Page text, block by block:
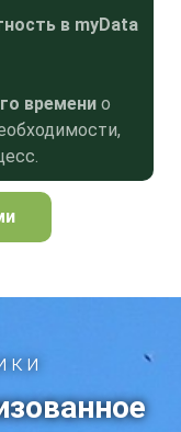
в myData
времени о